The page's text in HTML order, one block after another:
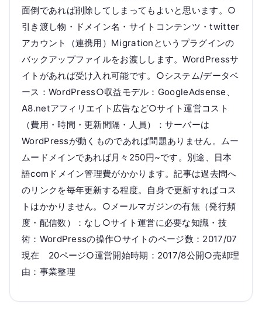
面倒であれば削除してしまってもよいと思います。○
引き渡し物・ドメイン名・サイトコンテンツ・twitter
アカウント（連携用）Migrationというプラグインの
バックアップファイルをお渡しします。WordPressサ
イトがあれば受け入れ可能です。○システム/データベ
ース：WordPress○収益モデル：GoogleAdsense、
A8.netアフィリエイト広告など○サイト運営コスト
（費用・時間・更新間隔・人員）：サーバーは
WordPressが動くものであれば問題ありません。ムー
ムードメインであれば月々250円~です。別途、日本
語comドメイン管理費がかかります。記事は過去問へ
のリンクを毎年更新する程度。自身で更新すればコス
トはかかりません。○メールマガジンの有無（発行頻
度・配信数）：なし○サイト運営に必要な知識・技
術：WordPressの操作○サイトのページ数：2017/07
現在 20ページ○運営開始時期：2017/8公開○売却理
由：事業整理